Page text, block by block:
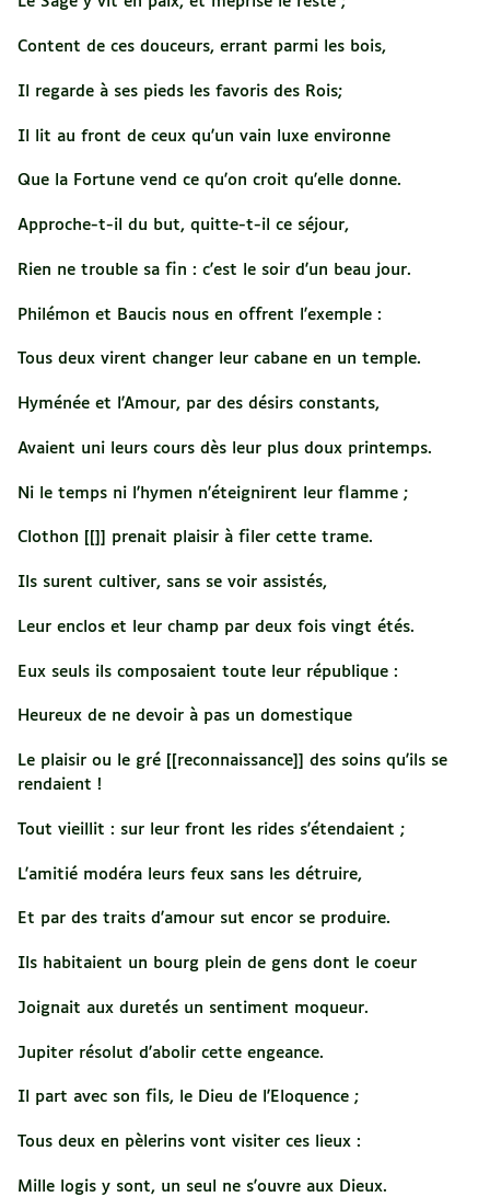
Content de ces douceurs, errant parmi les bois,
Il regarde à ses pieds les favoris des Rois;
Il lit au front de ceux qu'un vain luxe environne
Que la Fortune vend ce qu'on croit qu'elle donne.
Approche-t-il du but, quitte-t-il ce séjour,
Rien ne trouble sa fin : c'est le soir d'un beau jour.
Philémon et Baucis nous en offrent l'exemple :
Tous deux virent changer leur cabane en un temple.
Hyménée et l'Amour, par des désirs constants,
Avaient uni leurs cours dès leur plus doux printemps.
Ni le temps ni l'hymen n'éteignirent leur flamme ;
Clothon [[]] prenait plaisir à filer cette trame.
Ils surent cultiver, sans se voir assistés,
Leur enclos et leur champ par deux fois vingt étés.
Eux seuls ils composaient toute leur république :
Heureux de ne devoir à pas un domestique
Le plaisir ou le gré [[reconnaissance]] des soins qu'ils se
rendaient !
Tout vieillit : sur leur front les rides s'étendaient ;
L'amitié modéra leurs feux sans les détruire,
Et par des traits d'amour sut encor se produire.
Ils habitaient un bourg plein de gens dont le coeur
Joignait aux duretés un sentiment moqueur.
Jupiter résolut d'abolir cette engeance.
Il part avec son fils, le Dieu de l'Eloquence ;
Tous deux en pèlerins vont visiter ces lieux :
Mille logis y sont, un seul ne s'ouvre aux Dieux.